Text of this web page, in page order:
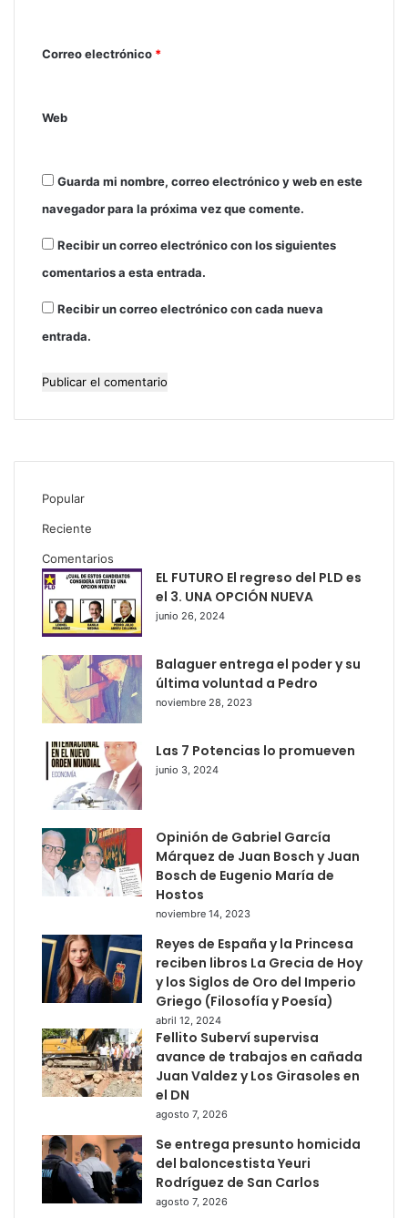
i
Correo electrónico *
Web
Guarda mi nombre, correo electrónico y web en este
navegador para la próxima vez que comente.
Recibir un correo electrónico con los siguientes
comentarios a esta entrada.
Recibir un correo electrónico con cada nueva
entrada.
Popular
Reciente
Comentarios
EL FUTURO El regreso del PLD es
el 3. UNA OPCIÓN NUEVA
junio 26, 2024
Balaguer entrega el poder y su
última voluntad a Pedro
noviembre 28, 2023
Las 7 Potencias lo promueven
junio 3, 2024
Opinión de Gabriel García
Márquez de Juan Bosch y Juan
Bosch de Eugenio María de
Hostos
noviembre 14, 2023
Reyes de España y la Princesa
reciben libros La Grecia de Hoy
y los Siglos de Oro del Imperio
Griego (Filosofía y Poesía)
abril 12, 2024
Fellito Suberví supervisa
avance de trabajos en cañada
Juan Valdez y Los Girasoles en
el DN
agosto 7, 2026
Se entrega presunto homicida
del baloncestista Yeuri
Rodríguez de San Carlos
agosto 7, 2026